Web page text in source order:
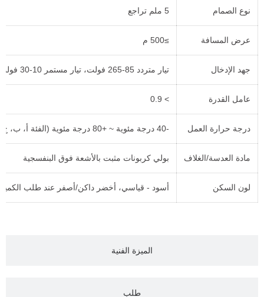
الميزة الفنية
طلب
نوع الصمام 5 ملم تراجع
عرض المسافة ≥500 م
جهد الإدخال تيار متردد 85-265 فولت، تيار مستمر 10-30 فولت
عامل القدرة > 0.9
درجة حرارة العمل -40 درجة مئوية ~ +80 درجة مئوية (الفئة أ، ب، ج وفقًا للمعيار EN12368)
مادة العدسة/الغلاف بولي كربونات مثبت بالأشعة فوق البنفسجية
لون السكن أسود - قياسي، أخضر داكن/أصفر عند طلب الكمية